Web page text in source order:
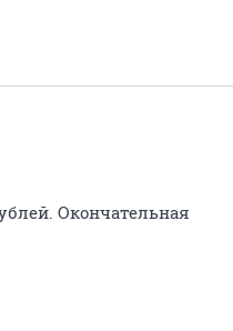
Окончательная